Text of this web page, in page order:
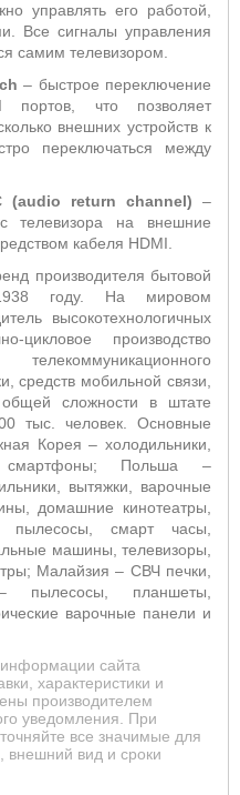
управлять его работой,
Все сигналы управления
самим телевизором.
– быстрое переключение
портов, что позволяет
внешних устройств к
переключаться между
(audio return channel) –
телевизора на внешние
кабеля HDMI.
производителя бытовой
году. На мировом
высокотехнологичных
цикловое производство
средств мобильной связи,
сложности в штате
тыс. человек. Основные
Корея – холодильники,
смартфоны; Польша –
вытяжки, варочные
домашние кинотеатры,
пылесосы, смарт часы,
машины, телевизоры,
Малайзия – СВЧ печки,
пылесосы, планшеты,
варочные панели и
сайта
характеристики и
производителем
уведомления. При
все значимые для
внешний вид и сроки